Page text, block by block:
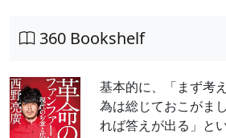
360 Bookshelf
基本的に、「まず考
為は総じておこがま
れば答えが出る」と